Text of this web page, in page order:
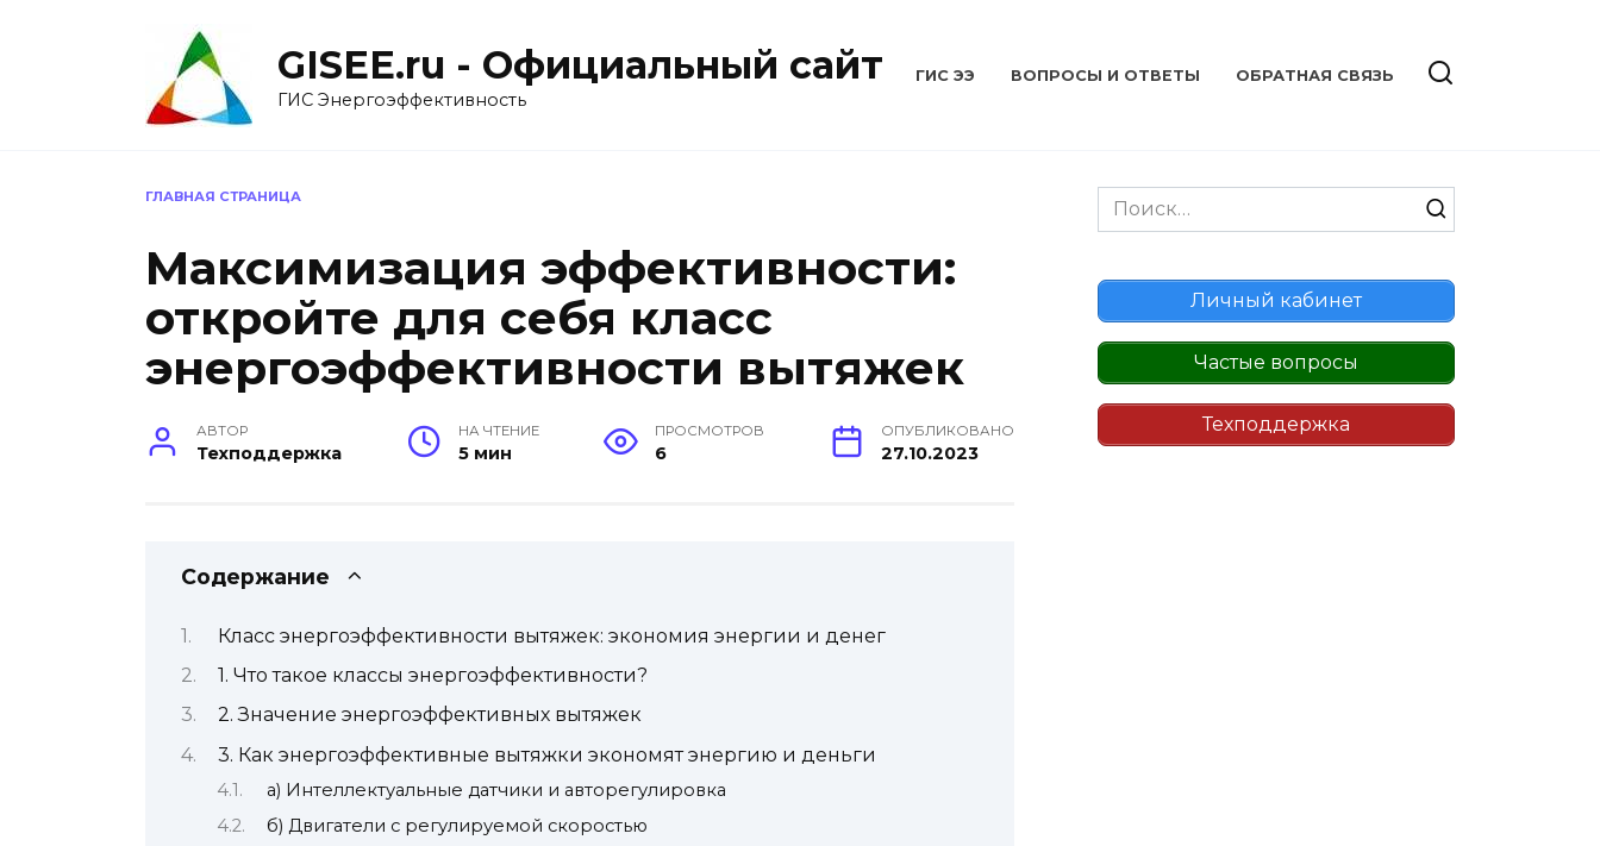
GISEE.ru - Официальный сайт
ГИС Энергоэффективность
ГИС ЭЭ ВОПРОСЫ И ОТВЕТЫ ОБРАТНАЯ СВЯЗЬ
ГЛАВНАЯ СТРАНИЦА
Максимизация эффективности:
откройте для себя класс
энергоэффективности вытяжек
АВТОР
Техподдержка
НА ЧТЕНИЕ
5 мин
ПРОСМОТРОВ
6
ОПУБЛИКОВАНО
27.10.2023
Содержание
Класс энергоэффективности вытяжек: экономия энергии и денег
1. Что такое классы энергоэффективности?
2. Значение энергоэффективных вытяжек
3. Как энергоэффективные вытяжки экономят энергию и деньги
а) Интеллектуальные датчики и авторегулировка
б) Двигатели с регулируемой скоростью
Search
for:
Личный кабинет
Частые вопросы
Техподдержка